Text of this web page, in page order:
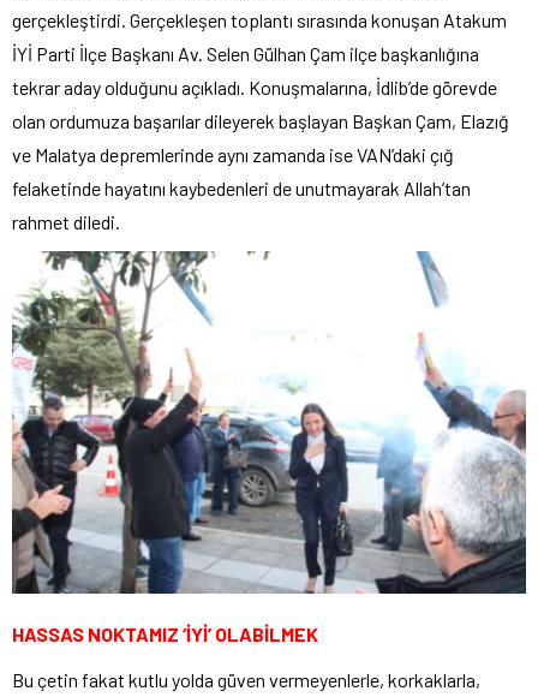
gerçekleştirdi. Gerçekleşen toplantı sırasında konuşan Atakum
İYİ Parti İlçe Başkanı Av. Selen Gülhan Çam ilçe başkanlığına
tekrar aday olduğunu açıkladı. Konuşmalarına, İdlib’de görevde
olan ordumuza başarılar dileyerek başlayan Başkan Çam, Elazığ
ve Malatya depremlerinde aynı zamanda ise VAN’daki çığ
felaketinde hayatını kaybedenleri de unutmayarak Allah’tan
rahmet diledi.
HASSAS NOKTAMIZ ‘İYİ’ OLABİLMEK
Bu çetin fakat kutlu yolda güven vermeyenlerle, korkaklarla,